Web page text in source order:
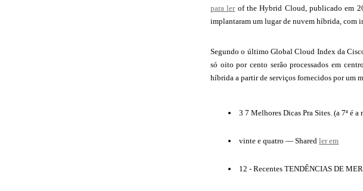
para lerof the Hybrid Cloud, publicado em
implantaram um lugar de nuvem híbrida, com
Segundo o último Global Cloud Index da
só oito por cento serão processados em
híbrida a partir de serviços fornecidos por um
3 7 Melhores Dicas Pra Sites. (a 7ª é
vinte e quatro — Sharedler em
12 - Recentes TENDÊNCIAS DE